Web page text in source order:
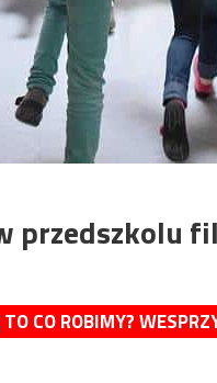
przedszkolu
CO ROBIMY?